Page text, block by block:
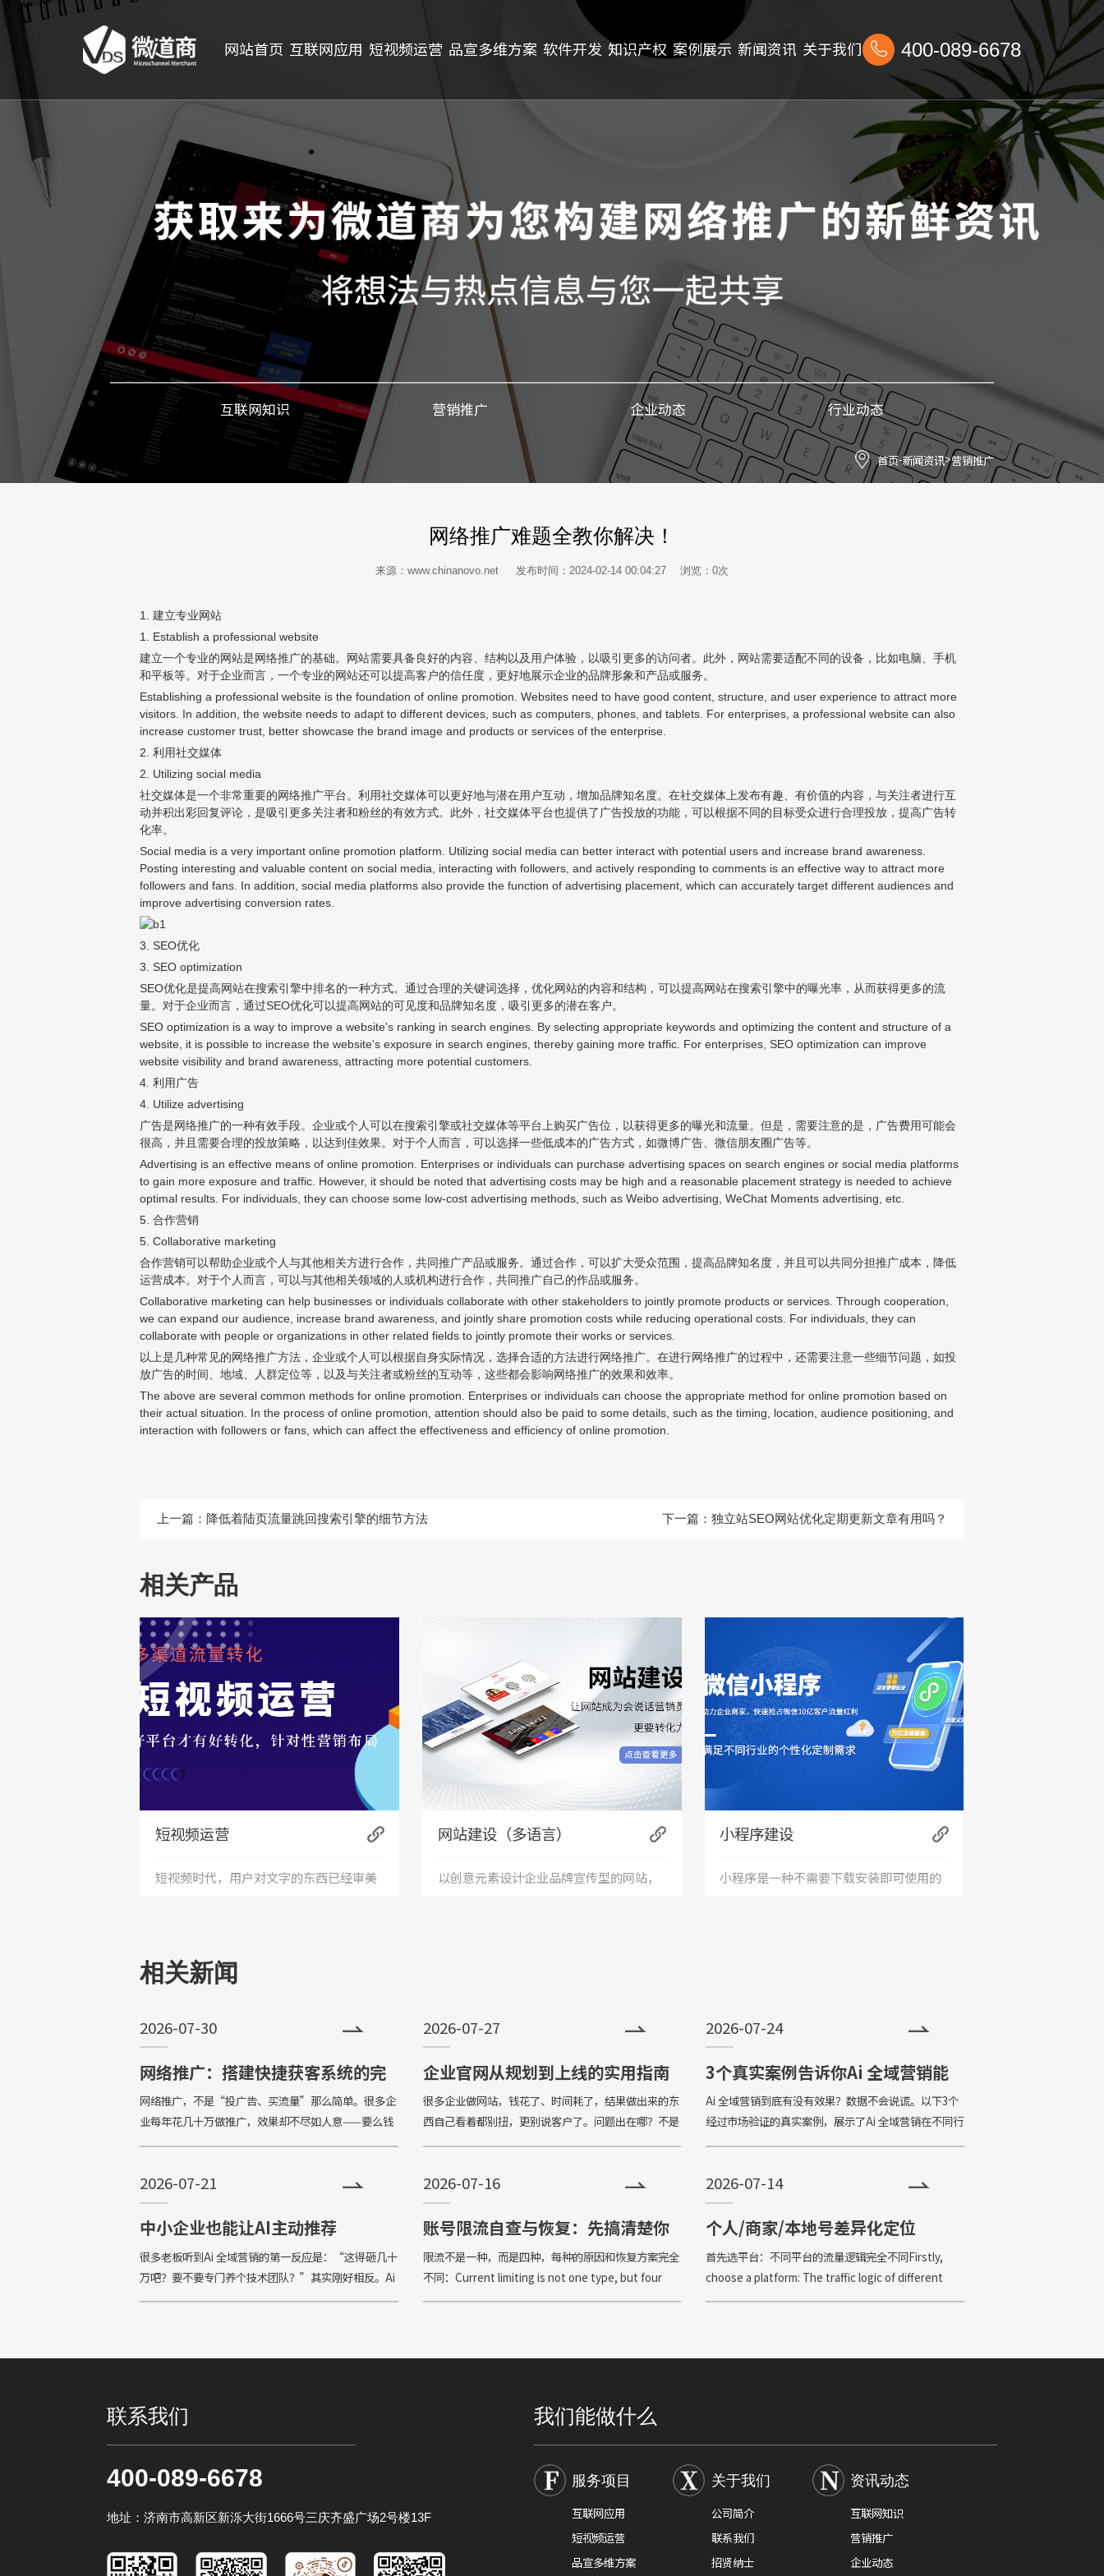
网站首页 互联网应用 短视频运营 品宣多维方案 软件开发 知识产权 案例展示 新闻资讯 关于我们 400-089-6678
首页-新闻资讯>营销推广
互联网知识 营销推广 企业动态 行业动态
网络推广难题全教你解决！
来源：www.chinanovo.net 发布时间：2024-02-14 00:04:27 浏览： 0次
1. 建立专业网站
1. Establish a professional website
建立一个专业的网站是网络推广的基础。网站需要具备良好的内容、结构以及用户体验，以吸引更多的访问者。此外，网站需要适配不同的设备，比如电脑、手机
和平板等。对于企业而言，一个专业的网站还可以提高客户的信任度，更好地展示企业的品牌形象和产品或服务。
Establishing a professional website is the foundation of online promotion. Websites need to have good content, structure, and user experience to attract more
visitors. In addition, the website needs to adapt to different devices, such as computers, phones, and tablets. For enterprises, a professional website can also
increase customer trust, better showcase the brand image and products or services of the enterprise.
2. 利用社交媒体
2. Utilizing social media
社交媒体是一个非常重要的网络推广平台。利用社交媒体可以更好地与潜在用户互动，增加品牌知名度。在社交媒体上发布有趣、有价值的内容，与关注者进行互
动并积出彩回复评论，是吸引更多关注者和粉丝的有效方式。此外，社交媒体平台也提供了广告投放的功能，可以根据不同的目标受众进行合理投放，提高广告转
化率。
Social media is a very important online promotion platform. Utilizing social media can better interact with potential users and increase brand awareness.
Posting interesting and valuable content on social media, interacting with followers, and actively responding to comments is an effective way to attract more
followers and fans. In addition, social media platforms also provide the function of advertising placement, which can accurately target different audiences and
improve advertising conversion rates.
3. SEO优化
3. SEO optimization
SEO优化是提高网站在搜索引擎中排名的一种方式。通过合理的关键词选择，优化网站的内容和结构，可以提高网站在搜索引擎中的曝光率，从而获得更多的流
量。对于企业而言，通过SEO优化可以提高网站的可见度和品牌知名度，吸引更多的潜在客户。
SEO optimization is a way to improve a website's ranking in search engines. By selecting appropriate keywords and optimizing the content and structure of a
website, it is possible to increase the website's exposure in search engines, thereby gaining more traffic. For enterprises, SEO optimization can improve
website visibility and brand awareness, attracting more potential customers.
4. 利用广告
4. Utilize advertising
广告是网络推广的一种有效手段。企业或个人可以在搜索引擎或社交媒体等平台上购买广告位，以获得更多的曝光和流量。但是，需要注意的是，广告费用可能会
很高，并且需要合理的投放策略，以达到佳效果。对于个人而言，可以选择一些低成本的广告方式，如微博广告、微信朋友圈广告等。
Advertising is an effective means of online promotion. Enterprises or individuals can purchase advertising spaces on search engines or social media platforms
to gain more exposure and traffic. However, it should be noted that advertising costs may be high and a reasonable placement strategy is needed to achieve
optimal results. For individuals, they can choose some low-cost advertising methods, such as Weibo advertising, WeChat Moments advertising, etc.
5. 合作营销
5. Collaborative marketing
合作营销可以帮助企业或个人与其他相关方进行合作，共同推广产品或服务。通过合作，可以扩大受众范围，提高品牌知名度，并且可以共同分担推广成本，降低
运营成本。对于个人而言，可以与其他相关领域的人或机构进行合作，共同推广自己的作品或服务。
Collaborative marketing can help businesses or individuals collaborate with other stakeholders to jointly promote products or services. Through cooperation,
we can expand our audience, increase brand awareness, and jointly share promotion costs while reducing operational costs. For individuals, they can
collaborate with people or organizations in other related fields to jointly promote their works or services.
以上是几种常见的网络推广方法，企业或个人可以根据自身实际情况，选择合适的方法进行网络推广。在进行网络推广的过程中，还需要注意一些细节问题，如投
放广告的时间、地域、人群定位等，以及与关注者或粉丝的互动等，这些都会影响网络推广的效果和效率。
The above are several common methods for online promotion. Enterprises or individuals can choose the appropriate method for online promotion based on
their actual situation. In the process of online promotion, attention should also be paid to some details, such as the timing, location, audience positioning, and
interaction with followers or fans, which can affect the effectiveness and efficiency of online promotion.
上一篇： 降低着陆页流量跳回搜索引擎的细节方法 下一篇： 独立站SEO网站优化定期更新文章有用吗？
相关产品
短视频运营
短视频时代，用户对文字的东西已经审美
和快捷的表达形式。
网站建设（多语言）
以创意元素设计企业品牌宣传型的网站，
震撼的视觉冲击力，塑造令人记忆深刻的
企业形象；助力企业扩
小程序建设
小程序是一种不需要下载安装即可使用的
前小程序全国保有量已超过500万。
相关新闻
2026-07-30
网络推广：搭建快捷获客系统的完
整策略
网络推广，不是“投广告、买流量”那么简单。很多企
业每年花几十万做推广，效果却不尽如人意——要么钱
完整系统。
2026-07-27
企业官网从规划到上线的实用指南
很多企业做网站，钱花了、时间耗了，结果做出来的东
西自己看着都别扭，更别说客户了。问题出在哪？不是
Many
2026-07-24
3个真实案例告诉你Ai 全域营销能
带来什么
Ai 全域营销到底有没有效果？数据不会说谎。以下3个
经过市场验证的真实案例，展示了Ai 全域营销在不同行
2026-07-21
中小企业也能让AI主动推荐
很多老板听到Ai 全域营销的第一反应是：“这得砸几十
万吧？要不要专门养个技术团队？”其实刚好相反。Ai
全域营销真正的门槛不在于预算，而在于“你能不能把
2026-07-16
账号限流自查与恢复：先搞清楚你
是哪种限流
限流不是一种，而是四种，每种的原因和恢复方案完全
不同：Current limiting is not one type, but four
types, each with completely di
2026-07-14
个人/商家/本地号差异化定位
首先选平台：不同平台的流量逻辑完全不同Firstly,
choose a platform: The traffic logic of different
platforms is completel
联系我们
400-089-6678
地址：济南市高新区新泺大街1666号三庆齐盛广场2号楼13F
我们能做什么
服务项目
互联网应用
短视频运营
品宣多维方案
关于我们
公司简介
联系我们
招贤纳士
资讯动态
互联网知识
营销推广
企业动态